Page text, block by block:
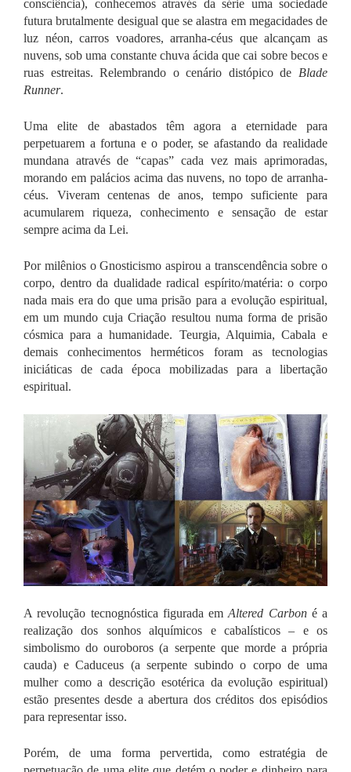
consciência), conhecemos através da série uma sociedade
futura brutalmente desigual que se alastra em megacidades de
luz néon, carros voadores, arranha-céus que alcançam as
nuvens, sob uma constante chuva ácida que cai sobre becos e
ruas estreitas. Relembrando o cenário distópico de Blade
Runner.
Uma elite de abastados têm agora a eternidade para
perpetuarem a fortuna e o poder, se afastando da realidade
mundana através de “capas” cada vez mais aprimoradas,
morando em palácios acima das nuvens, no topo de arranha-
céus. Viveram centenas de anos, tempo suficiente para
acumularem riqueza, conhecimento e sensação de estar
sempre acima da Lei.
Por milênios o Gnosticismo aspirou a transcendência sobre o
corpo, dentro da dualidade radical espírito/matéria: o corpo
nada mais era do que uma prisão para a evolução espiritual,
em um mundo cuja Criação resultou numa forma de prisão
cósmica para a humanidade. Teurgia, Alquimia, Cabala e
demais conhecimentos herméticos foram as tecnologias
iniciáticas de cada época mobilizadas para a libertação
espiritual.
A revolução tecnognóstica figurada emAltered Carboné a
realização dos sonhos alquímicos e cabalísticos – e os
simbolismo do ouroboros (a serpente que morde a própria
cauda) e Caduceus (a serpente subindo o corpo de uma
mulher como a descrição esotérica da evolução espiritual)
estão presentes desde a abertura dos créditos dos episódios
para representar isso.
Porém, de uma forma pervertida, como estratégia de